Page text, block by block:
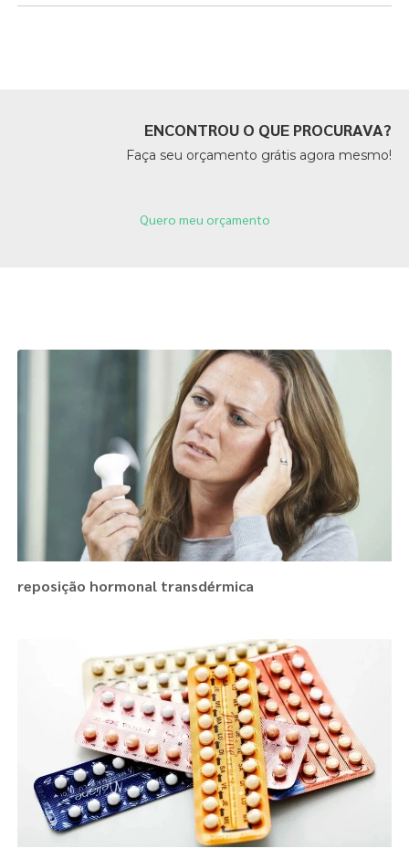
ENCONTROU O QUE PROCURAVA?
Faça seu orçamento grátis agora mesmo!
Quero meu orçamento
reposição hormonal transdérmica